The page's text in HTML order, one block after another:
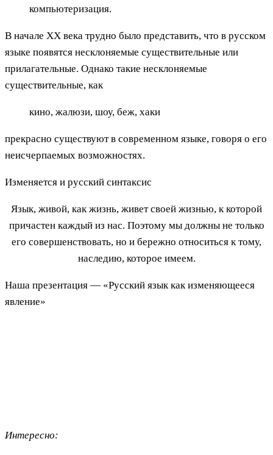
компьютеризация.
В начале ХХ века трудно было представить, что в русском
языке появятся несклоняемые существительные или
прилагательные. Однако такие несклоняемые
существительные, как
кино, жалюзи, шоу, беж, хаки
прекрасно существуют в современном языке, говоря о его
неисчерпаемых возможностях.
Изменяется и русский синтаксис
Язык, живой, как жизнь, живет своей жизнью, к которой
причастен каждый из нас. Поэтому мы должны не только
его совершенствовать, но и бережно относиться к тому,
наследию, которое имеем.
Наша презентация — «Русский язык как изменяющееся
явление»
Интересно: